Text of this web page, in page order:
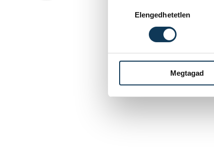
Elengedhetetlen
Megtagad